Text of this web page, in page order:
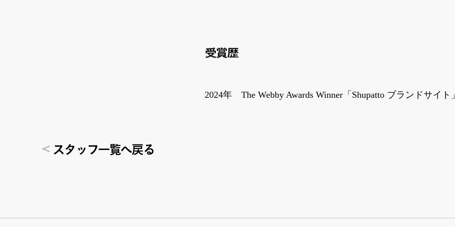
受賞歴
2024年 The Webby Awards Winner「Shupatto ブランドサイト」
スタッフ一覧へ戻る